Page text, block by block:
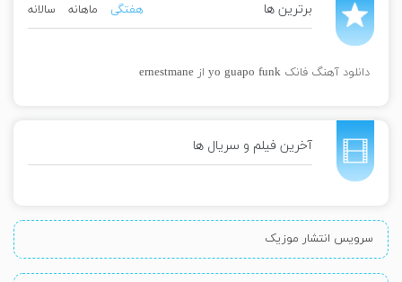
برترین ها هفتگی ماهانه سالانه
دانلود آهنگ فانک yo guapo funk از ernestmane
آخرین فیلم و سریال ها
سرویس انتشار موزیک